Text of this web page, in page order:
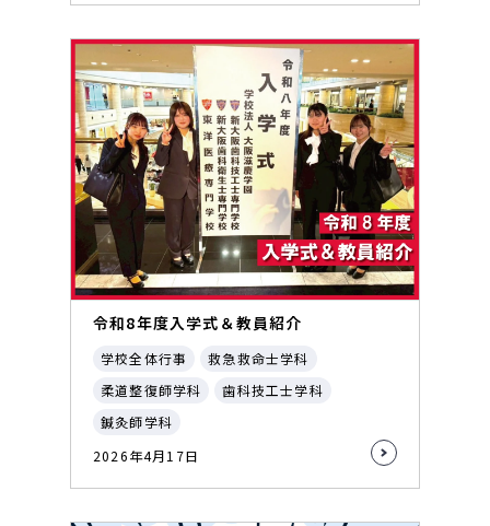
令和8年度入学式＆教員紹介
学校全体行事
救急救命士学科
柔道整復師学科
歯科技工士学科
鍼灸師学科
2026年4月17日